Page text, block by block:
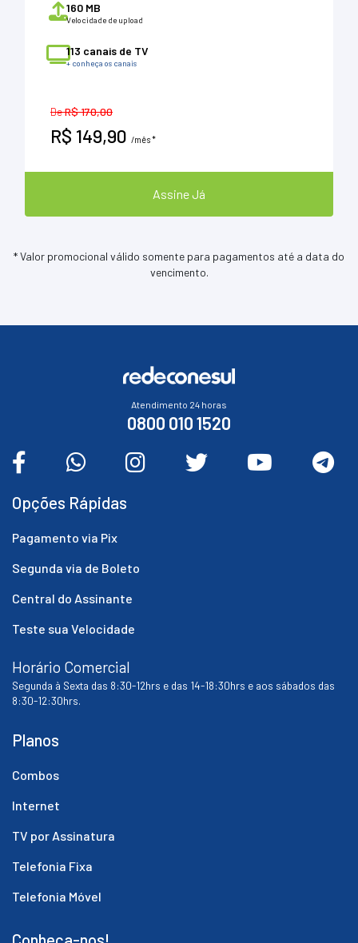
160 MB
Velocidade de upload
113 canais de TV
+ conheça os canais
DeR$ 170,00
R$ 149,90 /mês *
Assine Já
* Valor promocional válido somente para pagamentos até a data do
vencimento.
Atendimento 24 horas
0800 010 1520
Opções Rápidas
Pagamento via Pix
Segunda via de Boleto
Central do Assinante
Teste sua Velocidade
Horário Comercial
Segunda à Sexta das 8:30-12hrs e das 14-18:30hrs e aos sábados das
8:30-12:30hrs.
Planos
Combos
Internet
TV por Assinatura
Telefonia Fixa
Telefonia Móvel